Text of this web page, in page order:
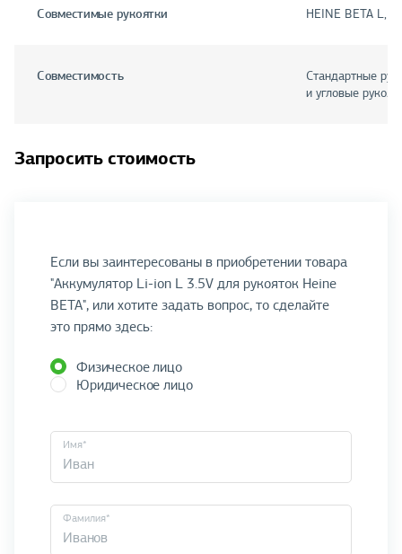
Совместимые рукоятки HEINE BETA L,
Совместимость
Стандартные
и угловые
Запросить стоимость
Если вы заинтересованы в приобретении товара
"Аккумулятор Li-ion L 3.5V для рукояток Heine
BETA", или хотите задать вопрос, то сделайте
это прямо здесь:
Физическое лицо
Юридическое лицо
Имя*
Фамилия*